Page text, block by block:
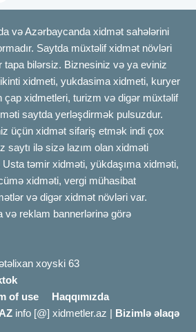
və Azərbaycanda xidmət sahələrini
Saytda müxtəlif xidmət növləri
tapa bilərsiz. Biznesiniz və ya eviniz
xidmeti, yukdasima xidmeti, kuryer
çap xidmetleri, turizm və digər müxtəlif
saytda yerləşdirmək pulsuzdur.
üçün xidmət sifariş etmək indi çox
saytı ilə sizə lazım olan xidməti
Usta təmir xidməti, yükdaşıma xidməti,
xidməti, vergi mühasibat
və digər xidmət növləri var.
və reklam bannerlərinə görə
xoyski 63
of use
Haqqımızda
info [@] xidmetler.az | Bizimlə əlaqə